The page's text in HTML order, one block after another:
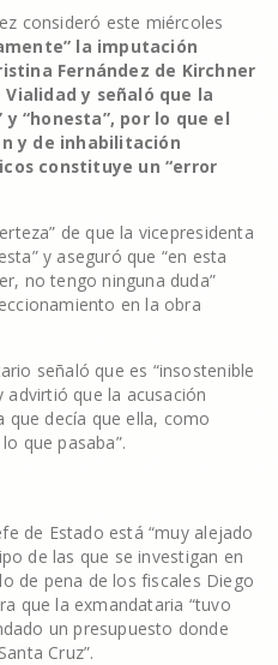
consideró este miércoles
la imputación
Fernández de Kirchner
y señaló que la
“honesta”, por lo que el
y de inhabilitación
constituye un “error
de que la vicepresidenta
y aseguró que “en esta
no tengo ninguna duda”
en la obra
señaló que es “insostenible
advirtió que la acusación
que decía que ella, como
que pasaba”.
de Estado está “muy alejado
de las que se investigan en
de pena de los fiscales Diego
que la exmandataria “tuvo
un presupuesto donde
Cruz”.